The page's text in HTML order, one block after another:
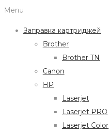
Menu
Заправка картриджей
Brother
Brother TN
Canon
HP
Laserjet
Laserjet PRO
Laserjet Color